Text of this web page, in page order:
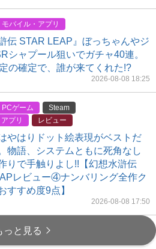
モバイル・アプリ
伝 STAR LEAP』ぼっちゃんやジ
シャプール狙いでガチャ40連。
の確定で、誰が来てくれた!?
2026-08-08 18:25
PCゲーム
Steam
プリ
レビュー
やはりドット絵表現がベストだ
物語、システムともに死角なし
りで手触りよし!!【幻想水滸伝
レビュー④ナンバリング全作ク
すすめ度9点】
2026-08-08 17:50
っと見る